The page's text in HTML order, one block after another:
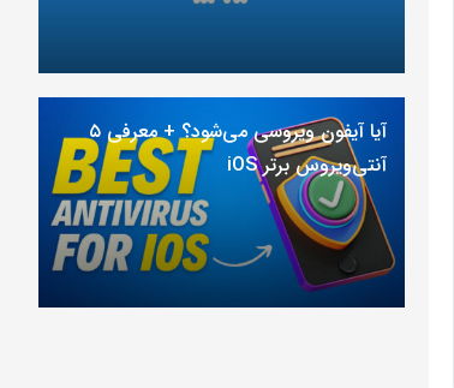
آیا آیفون ویروسی می‌شود؟ + معرفی ۵
آنتی‌ویروس برتر iOS